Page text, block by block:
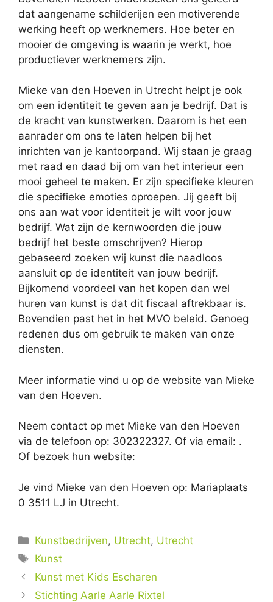
dat aangename schilderijen een motiverende
werking heeft op werknemers. Hoe beter en
mooier de omgeving is waarin je werkt, hoe
productiever werknemers zijn.
Mieke van den Hoeven in Utrecht helpt je ook
om een identiteit te geven aan je bedrijf. Dat is
de kracht van kunstwerken. Daarom is het een
aanrader om ons te laten helpen bij het
inrichten van je kantoorpand. Wij staan je graag
met raad en daad bij om van het interieur een
mooi geheel te maken. Er zijn specifieke kleuren
die specifieke emoties oproepen. Jij geeft bij
ons aan wat voor identiteit je wilt voor jouw
bedrijf. Wat zijn de kernwoorden die jouw
bedrijf het beste omschrijven? Hierop
gebaseerd zoeken wij kunst die naadloos
aansluit op de identiteit van jouw bedrijf.
Bijkomend voordeel van het kopen dan wel
huren van kunst is dat dit fiscaal aftrekbaar is.
Bovendien past het in het MVO beleid. Genoeg
redenen dus om gebruik te maken van onze
diensten.
Meer informatie vind u op de website van Mieke
van den Hoeven.
Neem contact op met Mieke van den Hoeven
via de telefoon op: 302322327. Of via email: .
Of bezoek hun website:
Je vind Mieke van den Hoeven op: Mariaplaats
0 3511 LJ in Utrecht.
Categorieën
Kunstbedrijven, Utrecht, Utrecht
Tags
Kunst
Kunst met Kids Escharen
Stichting Aarle Aarle Rixtel